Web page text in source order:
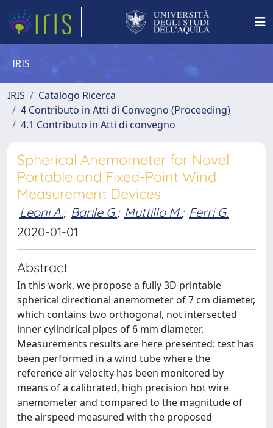
IRIS
IRIS
Catalogo Ricerca
4 Contributo in Atti di Convegno (Proceeding)
4.1 Contributo in Atti di convegno
Spherical Anemometer for Novel
Portable and Fixed-Point Wind
Measurement Devices
Leoni A.; Barile G.; Muttillo M.; Ferri G.
2020-01-01
Abstract
In this work, we propose a fully 3D printable
spherical directional anemometer of 7 cm diameter,
which contains two orthogonal, not intersected
inner cylindrical pipes of 6 mm diameter.
Measurements results are here presented: test has
been performed in a wind tube where the
reference air velocity has been monitored by
means of a calibrated, high precision hot wire
anemometer and compared to the magnitude of
the airspeed measured with the proposed